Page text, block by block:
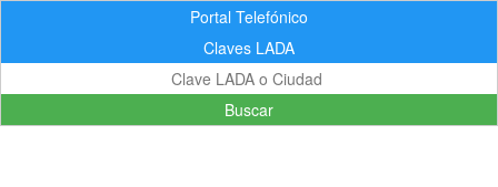
Portal Telefónico
Claves LADA
Buscar